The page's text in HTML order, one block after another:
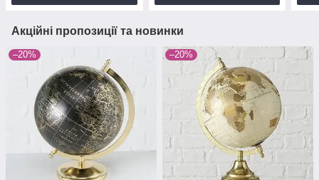
Акційні пропозиції та новинки
–20% –20%